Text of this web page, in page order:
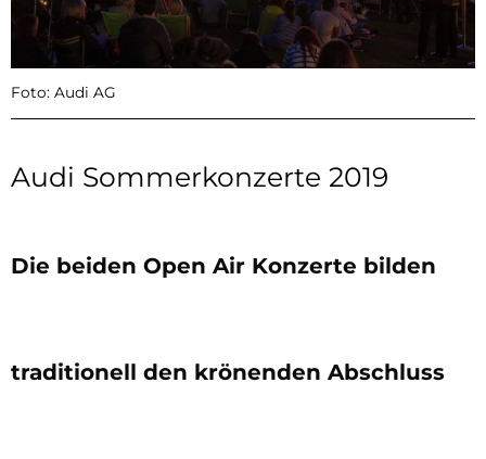
Foto: Audi AG
Audi Sommerkonzerte 2019
Die beiden Open Air Konzerte bilden
traditionell den krönenden Abschluss